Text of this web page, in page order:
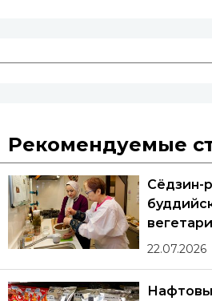
Рекомендуемые
Сёдзин-
22.07.2026